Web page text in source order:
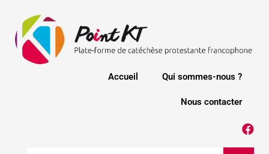
Accueil Qui sommes-nous ?
Nous contacter